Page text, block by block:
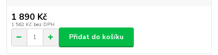
1 890 Kč
1 562 Kč bez DPH
Přidat do košíku